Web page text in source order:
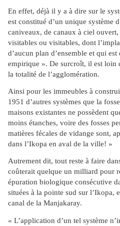
En effet, déjà il y a à dire sur le
est constitué d’un unique système
caniveaux, de canaux à ciel ouvert,
visitables ou visitables, dont
d’aucun plan d’ensemble et qui
empirique ». De surcroît, il est loin
la totalité de l’agglomération.
Ainsi pour les immeubles à
1951 d’autres systèmes que la
maisons existantes ne possèdent
moins étanches, voire des fosses
matières fécales de vidange sont,
dans l’Ikopa en aval de la ville! »
Autrement dit, tout reste à faire
coûterait quelque un milliard pour
épuration biologique consécutive
situées à la pointe sud sur l’Ikopa,
canal de la Manjakaray.
« L’application d’un tel système